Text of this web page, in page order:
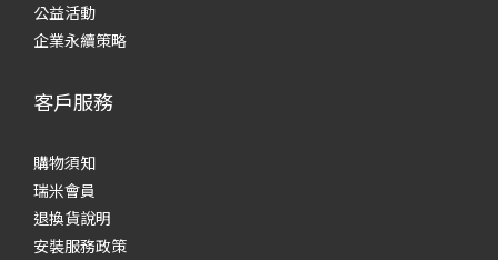
公益活動
企業永續策略
客戶服務
購物須知
瑞米會員
退換貨說明
安裝服務政策